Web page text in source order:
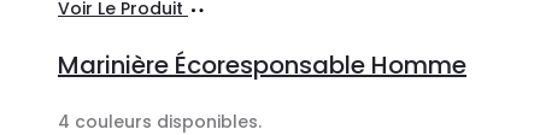
Voir Le Produit
panier
Marinière Écoresponsable Homme
4 couleurs disponibles.